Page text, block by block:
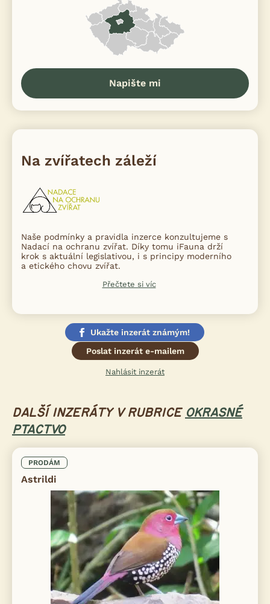
Napište mi
Na zvířatech záleží
Naše podmínky a pravidla inzerce konzultujeme s
Nadací na ochranu zvířat. Díky tomu iFauna drží
krok s aktuální legislativou, i s principy moderního
a etického chovu zvířat.
Přečtete si víc
Ukažte inzerát známým!
Poslat inzerát e-mailem
Nahlásit inzerát
DALŠÍ INZERÁTY V RUBRICE OKRASNÉ
PTACTVO
PRODÁM
Astrildi